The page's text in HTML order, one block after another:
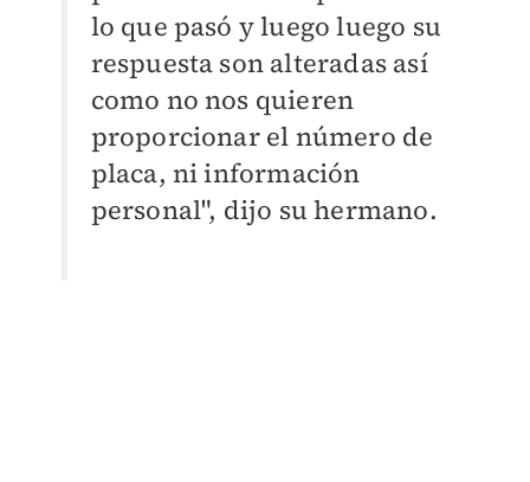
lo que pasó y luego luego su
respuesta son alteradas así
como no nos quieren
proporcionar el número de
placa, ni información
personal", dijo su hermano.